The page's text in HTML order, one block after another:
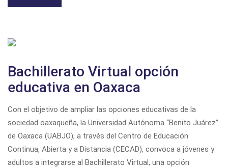
Bachillerato Virtual opción
educativa en Oaxaca
Con el objetivo de ampliar las opciones educativas de la
sociedad oaxaqueña, la Universidad Autónoma “Benito Juárez”
de Oaxaca (UABJO), a través del Centro de Educación
Continua, Abierta y a Distancia (CECAD), convoca a jóvenes y
adultos a integrarse al Bachillerato Virtual, una opción